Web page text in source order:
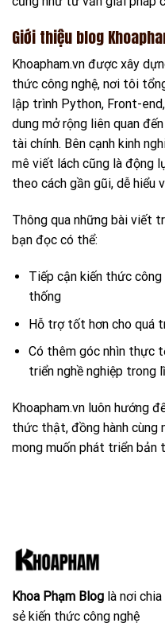
Giới thiệu blog
Khoapham.vn được xây
thức công nghệ, nơi tôi
lập trình Python, Front-
dung mở rộng liên quan
tài chính. Bên cạnh kinh
mê viết lách cũng là động
theo cách gần gũi, dễ hiểu
Thông qua những bài viết
bạn đọc có thể:
Tiếp cận kiến thức công
thống
Hỗ trợ tốt hơn cho quá
Có thêm góc nhìn thực
triển nghề nghiệp trong
Khoapham.vn luôn hướng
thức thật, đồng hành cùng
mong muốn phát triển bản
Khoa Phạm Blog là nơi chia
sẻ kiến thức công nghệ